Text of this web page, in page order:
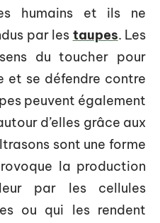
humains et ils ne
par les taupes. Les
du toucher pour
et se défendre contre
peuvent également
d’elles grâce aux
sont une forme
la production
par les cellules
ou qui les rendent